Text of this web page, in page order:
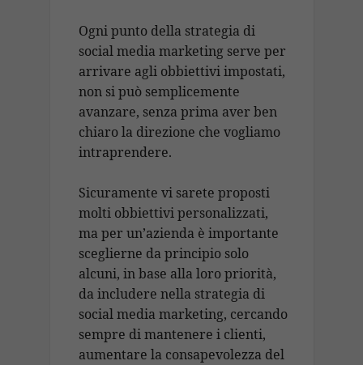
Ogni punto della strategia di
social media marketing serve per
arrivare agli obbiettivi impostati,
non si può semplicemente
avanzare, senza prima aver ben
chiaro la direzione che vogliamo
intraprendere.
Sicuramente vi sarete proposti
molti obbiettivi personalizzati,
ma per un’azienda è importante
sceglierne da principio solo
alcuni, in base alla loro priorità,
da includere nella strategia di
social media marketing, cercando
sempre di mantenere i clienti,
aumentare la consapevolezza del